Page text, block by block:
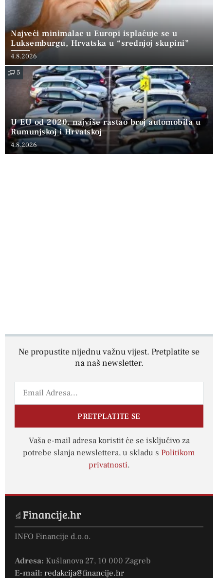
Najveći minimalac u Europi isplaćuje se u
Luksemburgu, Hrvatska u “srednjoj skupini”
4.8.2026
5
U EU od 2020. najviše rastao broj automobila u
Rumunjskoj i Hrvatskoj
4.8.2026
Ne propustite nijednu važnu vijest. Pretplatite se
na naš newsletter.
PRETPLATITE SE
Vaša e-mail adresa koristit će se isključivo za
potrebe slanja newslettera, u skladu s Politikom
privatnosti.
INFO Financije d.o.o.
Adresa: Kušlanova 27, 10 000 Zagreb
E-mail: redakcija@financije.hr